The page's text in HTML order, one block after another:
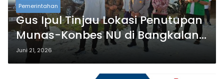
Pemerintahan
Gus Ipul Tinjau Lokasi Penutupan
Munas-Konbes NU di Bangkalan,
Siap Sambut Presiden Prabowo
Juni 21, 2026